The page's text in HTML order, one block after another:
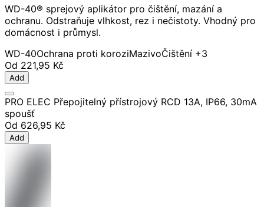
WD-40® sprejový aplikátor pro čištění, mazání a
ochranu. Odstraňuje vlhkost, rez i nečistoty. Vhodný pro
domácnost i průmysl.
WD-40Ochrana proti koroziMazivoČištění +3
Od 221,95 Kč
Add
PRO ELEC Přepojitelný přístrojový RCD 13A, IP66, 30mA
spoušť
Od 626,95 Kč
Add